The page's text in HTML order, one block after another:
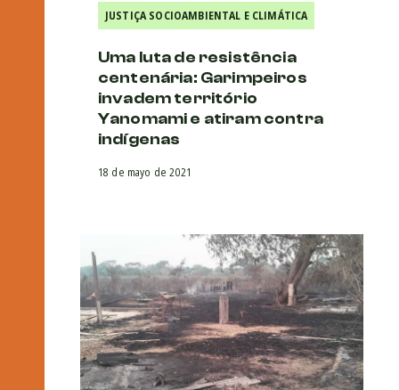
JUSTIÇA SOCIOAMBIENTAL E CLIMÁTICA
Uma luta de resistência
centenária: Garimpeiros
invadem território
Yanomami e atiram contra
indígenas
18 de mayo de 2021